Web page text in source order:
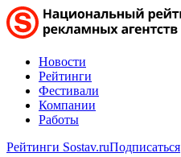
Новости
Рейтинги
Фестивали
Компании
Работы
Рейтинги Sostav.ruПодписаться